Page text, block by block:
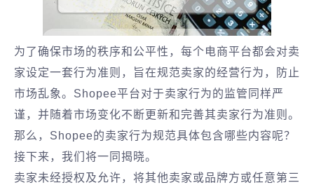
为了确保市场的秩序和公平性，每个电商平台都会对卖
家设定一套行为准则，旨在规范卖家的经营行为，防止
市场乱象。Shopee平台对于卖家行为的监管同样严
谨，并随着市场变化不断更新和完善其卖家行为准则。
那么，Shopee的卖家行为规范具体包含哪些内容呢？
接下来，我们将一同揭晓。
卖家未经授权及允许，将其他卖家或品牌方或任意第三